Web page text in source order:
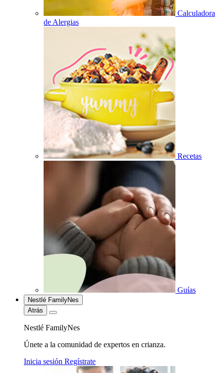
Calculadora
de Alergias
Recetas
Guías
Nestlé FamilyNes
Atrás
Nestlé FamilyNes
Únete a la comunidad de expertos en crianza.
Inicia sesión Regístrate